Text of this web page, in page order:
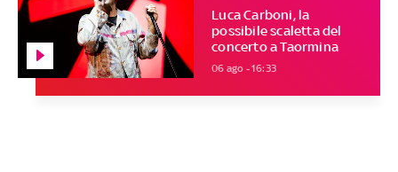
Luca Carboni, la
possibile scaletta del
concerto a Taormina
06 ago - 16:33